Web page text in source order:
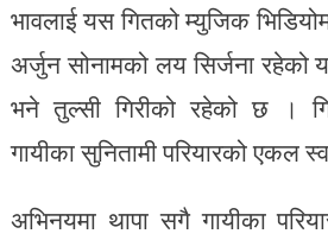
भावलाई यस गितको म्युजिक
अर्जुन सोनामको लय सिर्जना रहेको
भने तुल्सी गिरीको रहेको छ ।
गायीका सुनितामी परियारको एकल
अभिनयमा थापा सगै गायीका